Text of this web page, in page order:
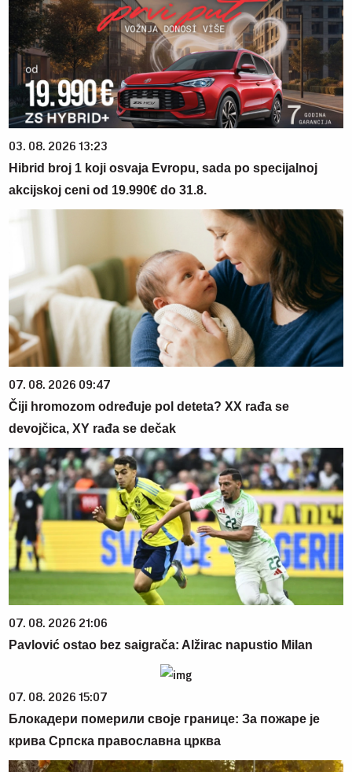
03. 08. 2026 13:23
Hibrid broj 1 koji osvaja Evropu, sada po specijalnoj
akcijskoj ceni od 19.990€ do 31.8.
07. 08. 2026 09:47
Čiji hromozom određuje pol deteta? XX rađa se
devojčica, XY rađa se dečak
07. 08. 2026 21:06
Pavlović ostao bez saigrača: Alžirac napustio Milan
07. 08. 2026 15:07
Блокадери померили своје границе: За пожаре је
крива Српска православна црква